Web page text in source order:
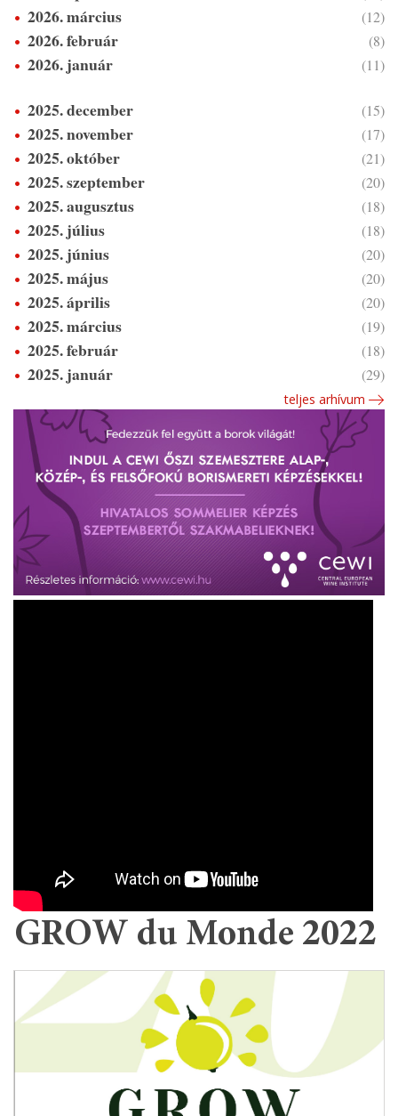
2026. március (12)
2026. február (8)
2026. január (11)
2025. december (15)
2025. november (17)
2025. október (21)
2025. szeptember (20)
2025. augusztus (18)
2025. július (18)
2025. június (20)
2025. május (20)
2025. április (20)
2025. március (19)
2025. február (18)
2025. január (29)
teljes arhívum
GROW du Monde 2022